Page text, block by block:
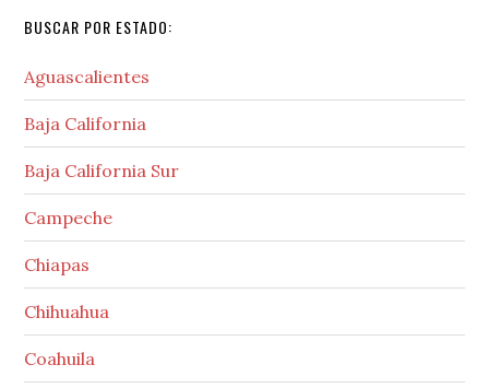
BUSCAR POR ESTADO:
Aguascalientes
Baja California
Baja California Sur
Campeche
Chiapas
Chihuahua
Coahuila